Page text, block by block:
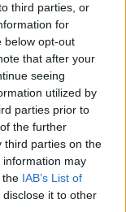
third parties, or
for
below opt-out
that after your
seeing
utilized by
parties prior to
the further
third parties on the
information may
the IAB’s List of
it to other